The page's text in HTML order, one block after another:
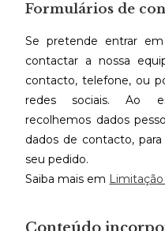
Formulários de
Se pretende entrar
contactar a nossa
contacto, telefone, ou
redes sociais. Ao
recolhemos dados
dados de contacto,
seu pedido.
Saiba mais em